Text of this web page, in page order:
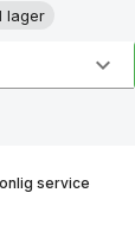
I lager
service